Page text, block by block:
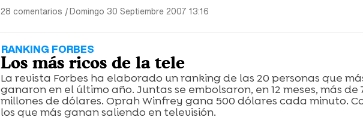
28 comentarios |Domingo 30 Septiembre 2007 13:16
RANKING FORBES
Los más ricos de la tele
La revista Forbes ha elaborado un ranking de las 20 personas que
ganaron en el último año. Juntas se embolsaron, en 12 meses, más de
millones de dólares. Oprah Winfrey gana 500 dólares cada minuto.
los que más ganan saliendo en televisión.